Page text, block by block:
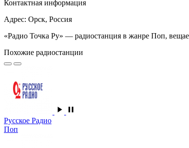
Контактная информация
Адрес: Орск, Россия
«Радио Точка Ру» — радиостанция в жанре Поп,
Похожие радиостанции
Русское Радио
Поп